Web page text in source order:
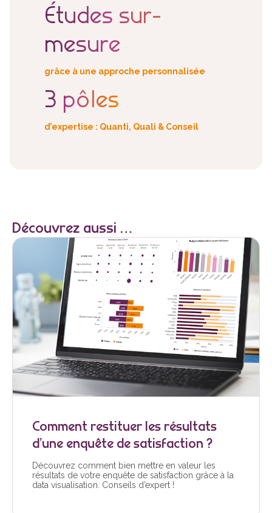
Études sur-
mesure
grâce à une approche personnalisée
3 pôles
d’expertise : Quanti, Quali & Conseil
Découvrez aussi …
Comment restituer les résultats
d’une enquête de satisfaction ?
Découvrez comment bien mettre en valeur les
résultats de votre enquête de satisfaction grâce à la
data visualisation. Conseils d’expert !